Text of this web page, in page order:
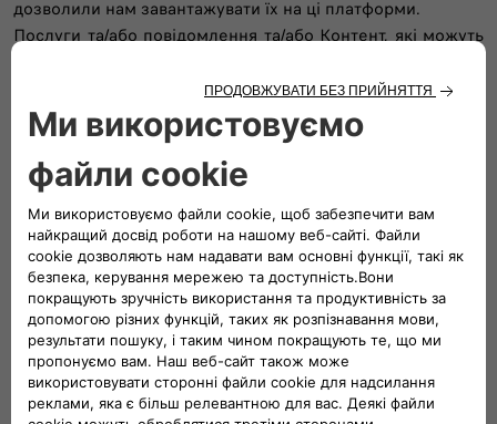
дозволили нам завантажувати їх на ці платформи.
Послуги та/або повідомлення та/або Контент, які можуть
поведінці, інтересах, потребах, уподобаннях та профілі;
ці цілі можуть бути досягнуті також на основі
Персональних даних, зібраних за допомогою файлів
cookie або інших технологій відстеження для аналізу та
прогнозування уподобань клієнта та надання йому
індивідуальних пропозицій.
Контент, який може бути корисним для користувача:
- не створюються з використанням чутливих даних,
таких як ті, що можуть бути отримані з інформації про
ваше місцезнаходження;
- можуть бути видимими також на веб-сайтах та в
мобільних додатках, відмінних від наших, після
завантаження на платформи програмної реклами, лише